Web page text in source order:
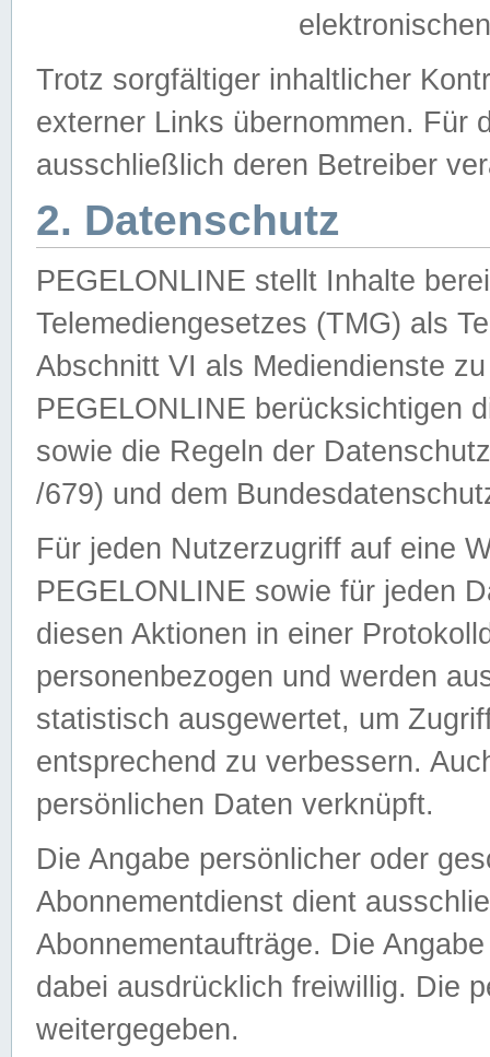
Trotz sorgfältiger inhaltlicher
externer Links übernommen. Für
ausschließlich deren Betreiber
2. Datenschutz
PEGELONLINE stellt Inhalte
Telemediengesetzes (TMG) als
Abschnitt VI als Mediendienste
PEGELONLINE berücksichtigen
sowie die Regeln der
/679) und dem
Für jeden Nutzerzugriff auf eine
PEGELONLINE sowie für jeden
diesen Aktionen in einer
personenbezogen und werden
statistisch ausgewertet, um
entsprechend zu verbessern.
persönlichen Daten verknüpft.
Die Angabe persönlicher oder
Abonnementdienst dient
Abonnementaufträge. Die
dabei ausdrücklich freiwillig. Die
weitergegeben.